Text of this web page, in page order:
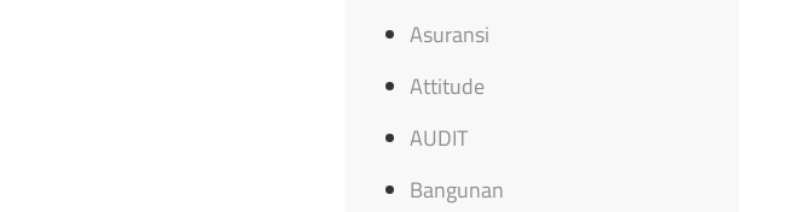
Asuransi
Attitude
AUDIT
Bangunan